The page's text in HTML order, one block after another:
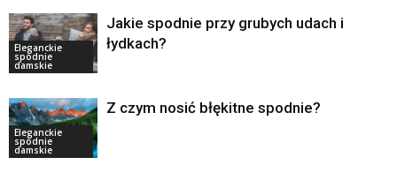
Eleganckie
spodnie
damskie
Jakie spodnie przy grubych udach i
łydkach?
Eleganckie
spodnie
damskie
Z czym nosić błękitne spodnie?